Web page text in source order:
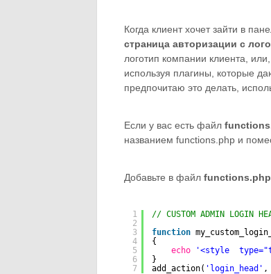
Когда клиент хочет зайти в
страница авторизации с
логотип компании клиента,
используя плагины, которые
предпочитаю это делать,
Если у вас есть файл
названием functions.php и
Добавьте в файл functions.php
1
2
3
4
5
6
7
// CUSTOM ADMIN LOGIN
function
{
echo
'<style
}
add_action( 'login_head'